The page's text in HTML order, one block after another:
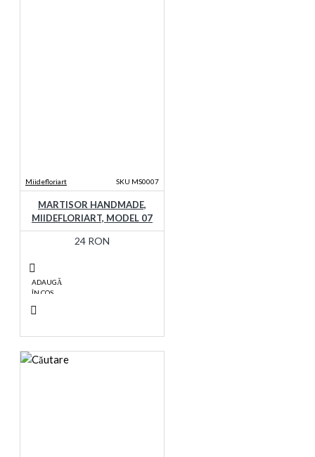
Miidefloriart SKU MS0007
MARTISOR HANDMADE,
MIIDEFLORIART, MODEL 07
24 RON
ADAUGĂ
ÎN COŞ